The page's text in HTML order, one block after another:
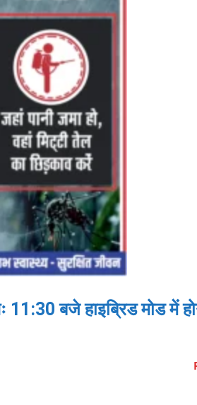
बजे हाइब्रिड मोड में